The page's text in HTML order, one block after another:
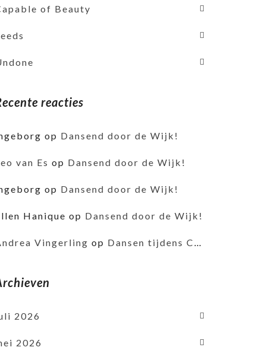
of Beauty
reacties
op Dansend door de Wijk!
van Es op Dansend door de Wijk!
op Dansend door de Wijk!
Hanique op Dansend door de Wijk!
Vingerling op Dansen tijdens Corona
2026
2026